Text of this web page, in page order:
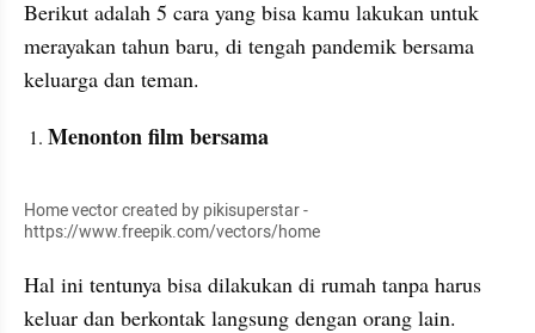
Berikut adalah 5 cara yang bisa kamu lakukan untuk
merayakan tahun baru, di tengah pandemik bersama
keluarga dan teman.
Menonton film bersama
Home vector created by pikisuperstar -
https://www.freepik.com/vectors/home
Hal ini tentunya bisa dilakukan di rumah tanpa harus
keluar dan berkontak langsung dengan orang lain.